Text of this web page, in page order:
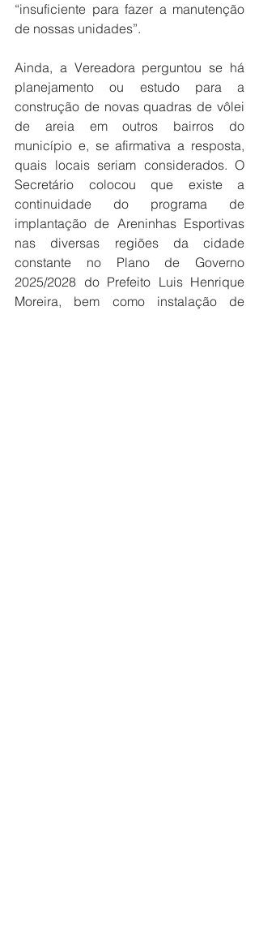
“insuficiente para fazer a manutenção
de nossas unidades”.
Ainda, a Vereadora perguntou se há
planejamento ou estudo para a
construção de novas quadras de vôlei
de areia em outros bairros do
município e, se afirmativa a resposta,
quais locais seriam considerados. O
Secretário colocou que existe a
continuidade do programa de
implantação de Areninhas Esportivas
nas diversas regiões da cidade
constante no Plano de Governo
2025/2028 do Prefeito Luis Henrique
Moreira, bem como instalação de